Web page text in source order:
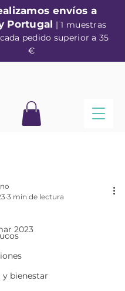
envíos a
Portugal | 1 muestras
pedido superior a 35
€
y bienestar
3 min de lectura
2023